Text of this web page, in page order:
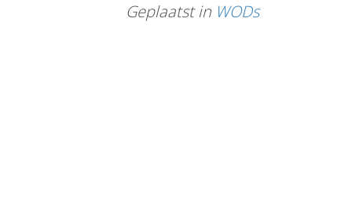
Geplaatst in WODs